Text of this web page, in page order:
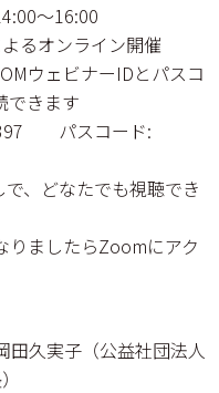
～16:00
るオンライン開催
ビナーIDとパスコ
できます
スコード:
、どなたでも視聴でき
ましたらZoomにアク
実子（公益社団法人